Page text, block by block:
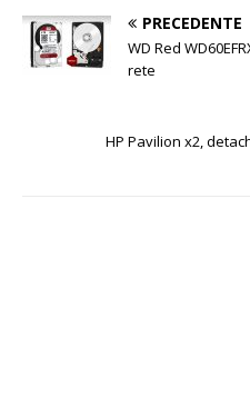
PRECEDENTE
WD Red
rete
HP Pavilion x2,